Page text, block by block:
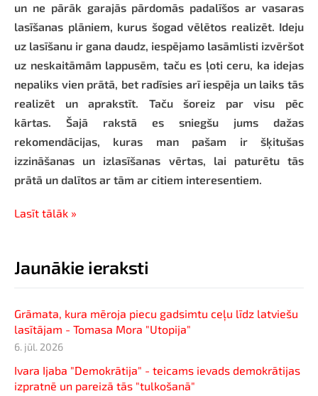
Jaunākie ieraksti
Grāmata, kura mēroja piecu gadsimtu ceļu līdz latviešu
lasītājam - Tomasa Mora "Utopija"
6. jūl. 2026
Ivara Ijaba "Demokrātija" - teicams ievads demokrātijas
izpratnē un pareizā tās "tulkošanā"
un ne pārāk garajās pārdomās padalīšos ar vasaras
lasīšanas plāniem, kurus šogad vēlētos realizēt. Ideju
uz lasīšanu ir gana daudz, iespējamo lasāmlisti izvēršot
uz neskaitāmām lappusēm, taču es ļoti ceru, ka idejas
nepaliks vien prātā, bet radīsies arī iespēja un laiks tās
realizēt un aprakstīt. Taču šoreiz par visu pēc
kārtas. Šajā rakstā es sniegšu jums dažas
rekomendācijas, kuras man pašam ir šķitušas
izzināšanas un izlasīšanas vērtas, lai paturētu tās
prātā un dalītos ar tām ar citiem interesentiem.
Lasīt tālāk »